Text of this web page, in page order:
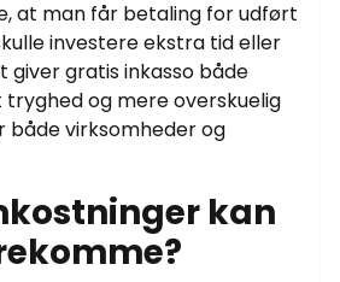
at man får betaling for udført
investere ekstra tid eller
giver gratis inkasso både
og mere overskuelig
både virksomheder og
kan